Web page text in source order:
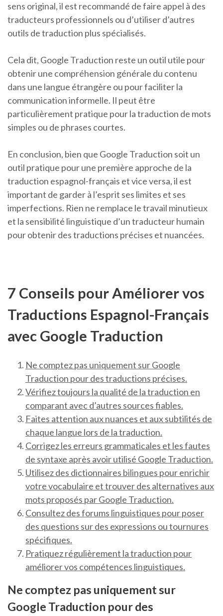
sens original, il est recommandé de faire appel à des
traducteurs professionnels ou d’utiliser d’autres
outils de traduction plus spécialisés.
Cela dit, Google Traduction reste un outil utile pour
obtenir une compréhension générale du contenu
dans une langue étrangère ou pour faciliter la
communication informelle. Il peut être
particulièrement pratique pour la traduction de mots
simples ou de phrases courtes.
En conclusion, bien que Google Traduction soit un
outil pratique pour une première approche de la
traduction espagnol-français et vice versa, il est
important de garder à l’esprit ses limites et ses
imperfections. Rien ne remplace le travail minutieux
et la sensibilité linguistique d’un traducteur humain
pour obtenir des traductions précises et nuancées.
7 Conseils pour Améliorer vos
Traductions Espagnol-Français
avec Google Traduction
Ne comptez pas uniquement sur Google
Traduction pour des traductions précises.
Vérifiez toujours la qualité de la traduction en
comparant avec d’autres sources fiables.
Faites attention aux nuances et aux subtilités de
chaque langue lors de la traduction.
Corrigez les erreurs grammaticales et les fautes
de syntaxe après avoir utilisé Google Traduction.
Utilisez des dictionnaires bilingues pour enrichir
votre vocabulaire et trouver des alternatives aux
mots proposés par Google Traduction.
Consultez des forums linguistiques pour poser
des questions sur des expressions ou tournures
spécifiques.
Pratiquez régulièrement la traduction pour
améliorer vos compétences linguistiques.
Ne comptez pas uniquement sur
Google Traduction pour des